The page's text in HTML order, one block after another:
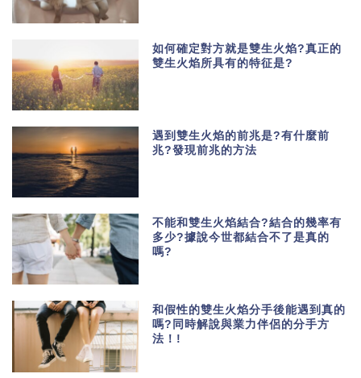
如何確定對方就是雙生火焰?真正的
雙生火焰所具有的特征是?
遇到雙生火焰的前兆是?有什麼前
兆?發現前兆的方法
不能和雙生火焰結合?結合的幾率有
多少?據說今世都結合不了是真的
嗎?
和假性的雙生火焰分手後能遇到真的
嗎?同時解說與業力伴侶的分手方
法！!